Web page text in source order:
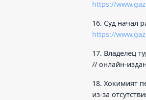
https://
16. Суд начал
https://
17. Владелец
// онлайн-
18. Хокимият
из-за